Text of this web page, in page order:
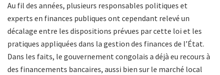
Au fil des années, plusieurs responsables politiques et
experts en finances publiques ont cependant relevé un
décalage entre les dispositions prévues par cette loi et les
pratiques appliquées dans la gestion des finances de l’État.
Dans les faits, le gouvernement congolais a déjà eu recours à
des financements bancaires, aussi bien sur le marché local